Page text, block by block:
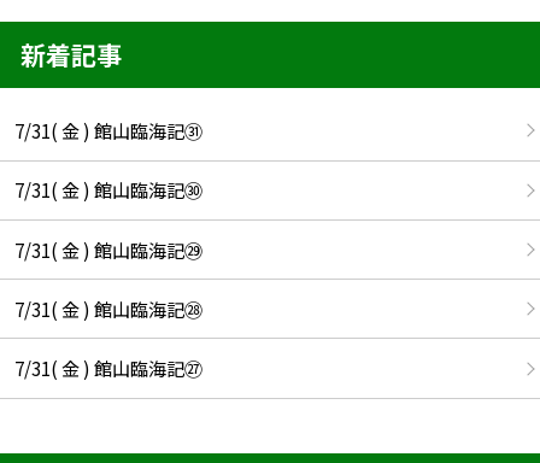
新着記事
7/31( 金 ) 館山臨海記㉛
7/31( 金 ) 館山臨海記㉚
7/31( 金 ) 館山臨海記㉙
7/31( 金 ) 館山臨海記㉘
7/31( 金 ) 館山臨海記㉗